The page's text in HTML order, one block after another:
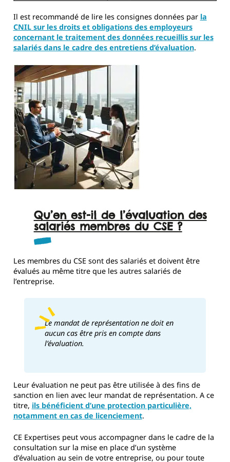
Il est recommandé de lire les consignes données par la
CNIL sur les droits et obligations des employeurs
concernant le traitement des données recueillis sur les
salariés dans le cadre des entretiens d’évaluation.
Qu’en est-il de l’évaluation des
salariés membres du CSE ?
Les membres du CSE sont des salariés et doivent être
évalués au même titre que les autres salariés de
l’entreprise.
Le mandat de représentation ne doit en
aucun cas être pris en compte dans
l’évaluation.
Leur évaluation ne peut pas être utilisée à des fins de
sanction en lien avec leur mandat de représentation. A ce
titre, ils bénéficient d’une protection particulière,
notamment en cas de licenciement.
CE Expertises peut vous accompagner dans le cadre de la
consultation sur la mise en place d’un système
d’évaluation au sein de votre entreprise, ou pour toute